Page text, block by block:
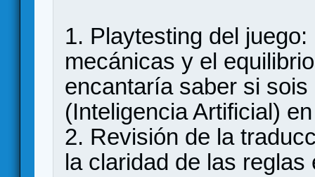
1. Playtesting del
mecánicas y el
encantaría saber si
(Inteligencia Artificial)
2. Revisión de la
la claridad de las